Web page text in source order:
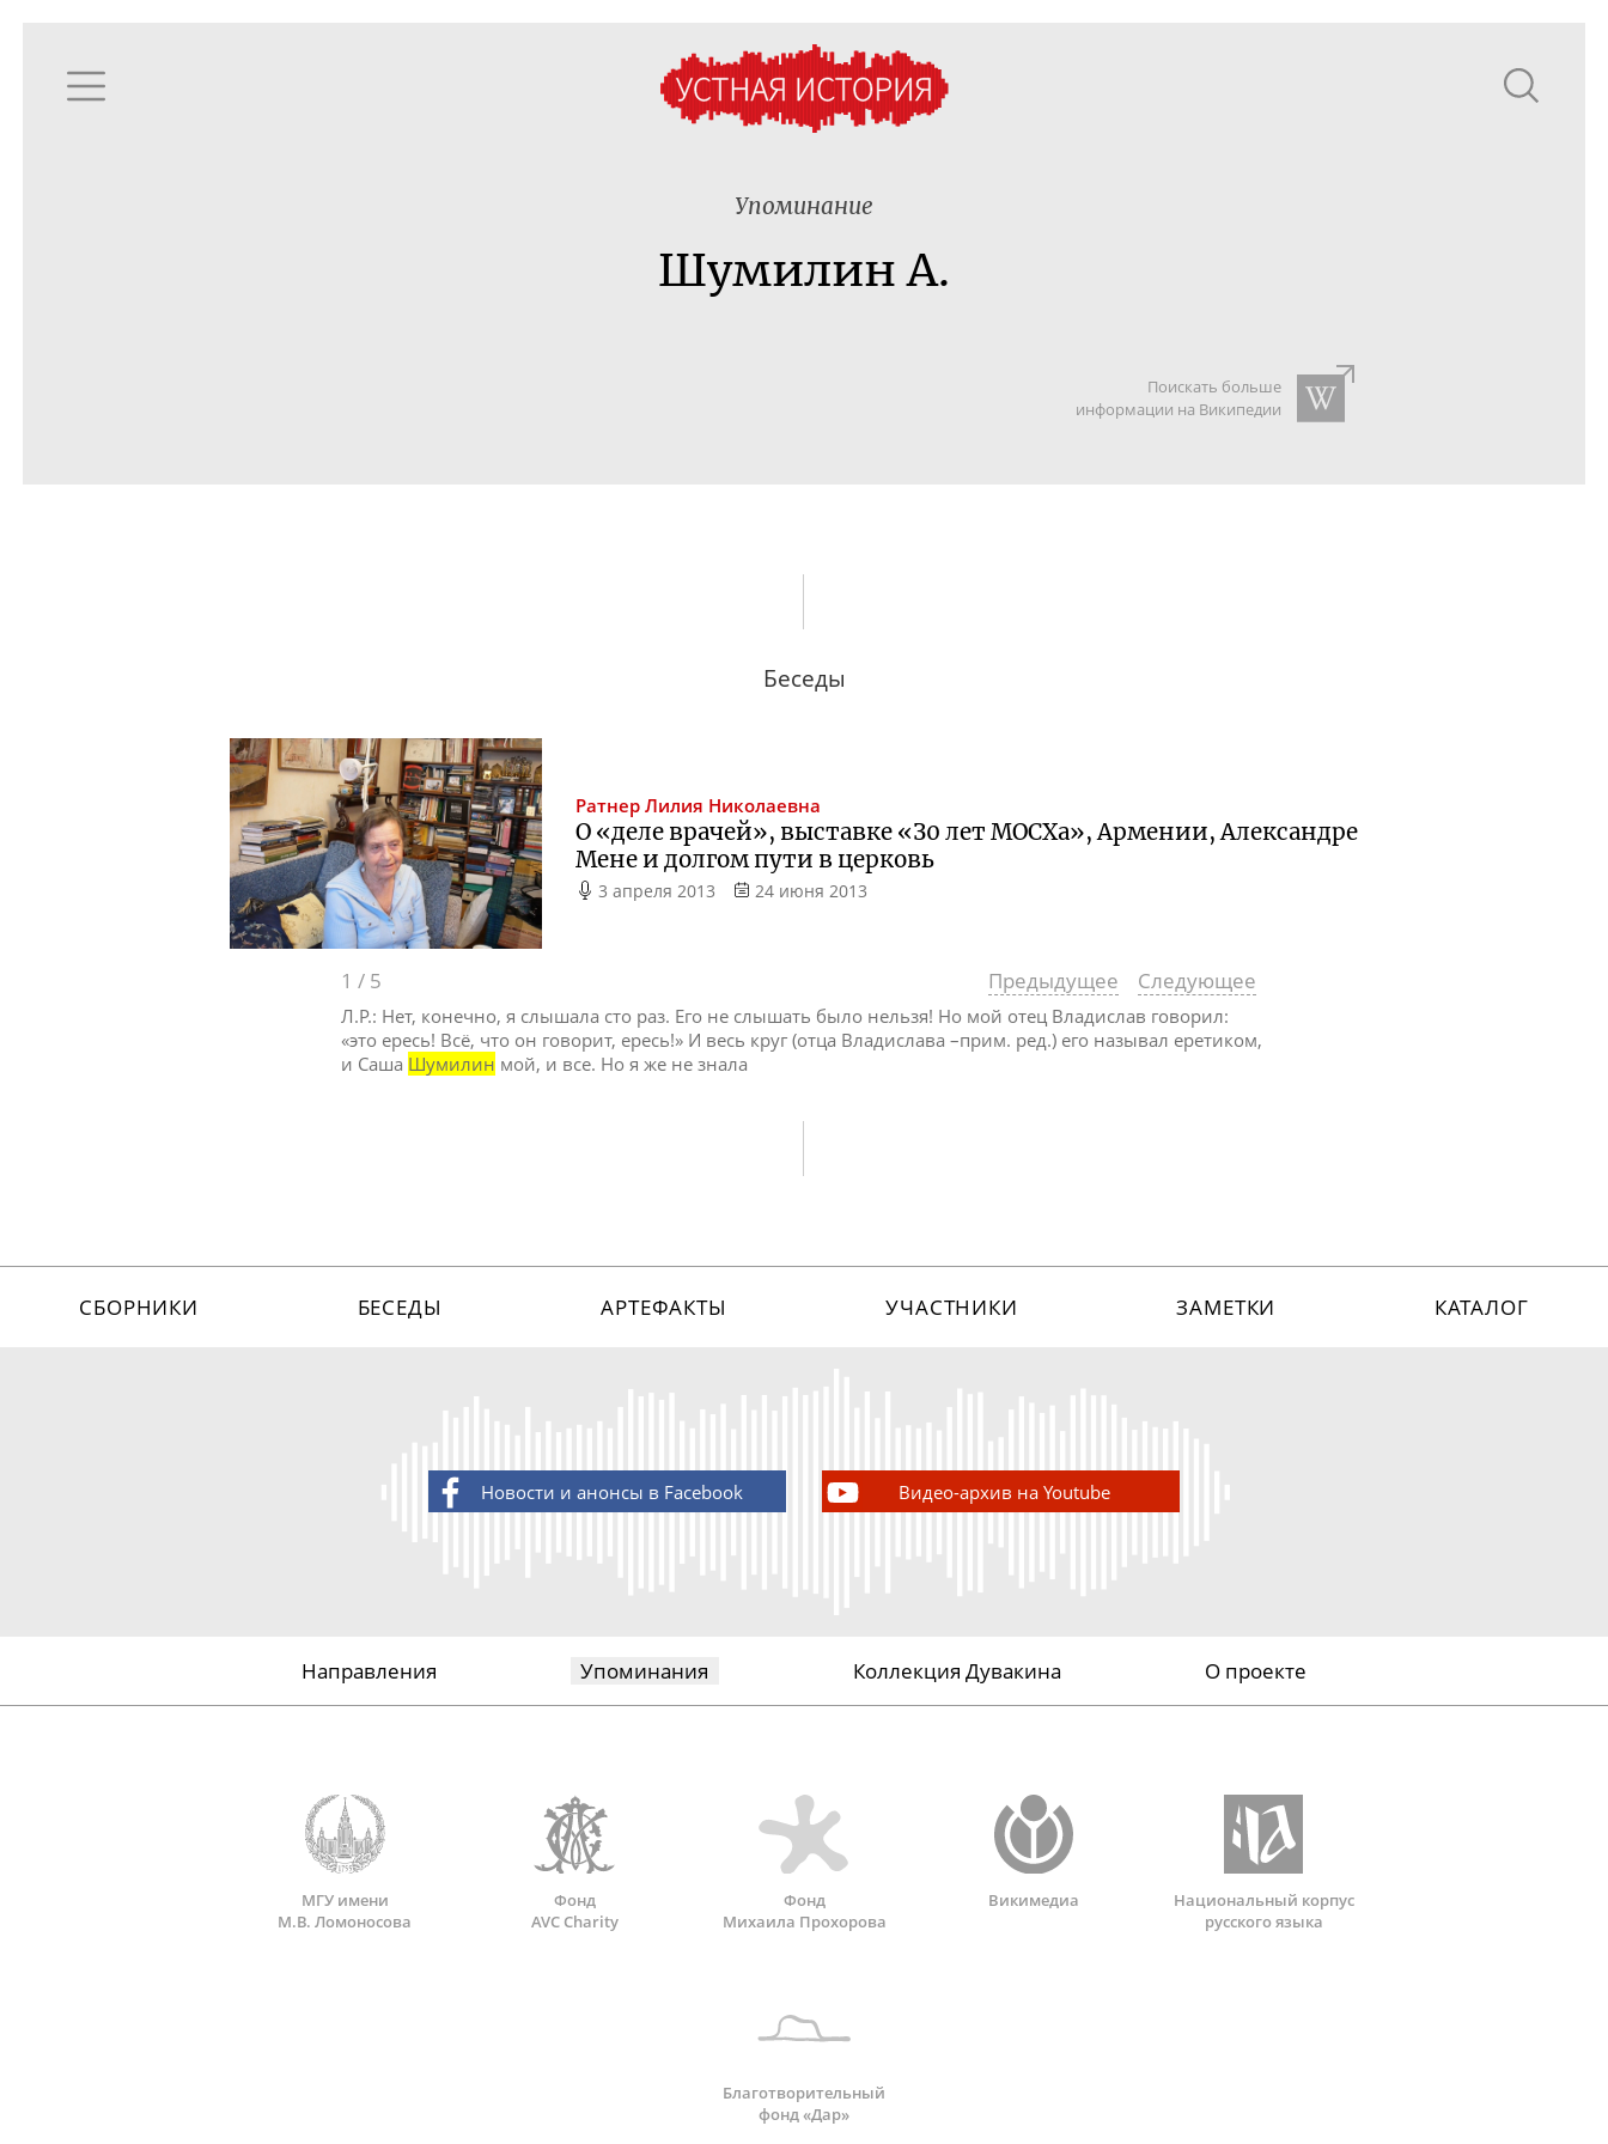
Упоминание
Шумилин А.
Поискать больше
информации на Википедии
Беседы
Ратнер Лилия Николаевна
О «деле врачей», выставке «З0 лет МОСХа», Армении, Александре
Мене и долгом пути в церковь
3 апреля 2013 24 июня 2013
1 / 5 Предыдущее Следующее
Л.Р.: Нет, конечно, я слышала сто раз. Его не слышать было нельзя! Но мой отец Владислав говорил:
«это ересь! Всё, что он говорит, ересь!» И весь круг (отца Владислава –прим. ред.) его называл еретиком,
и Саша Шумилин мой, и все. Но я же не знала
СБОРНИКИ БЕСЕДЫ АРТЕФАКТЫ УЧАСТНИКИ ЗАМЕТКИ КАТАЛОГ
Новости и анонсы в Facebook Видео-архив на Youtube
Направления Упоминания Коллекция Дувакина О проекте
МГУ имени
М.В. Ломоносова
Фонд
AVC Charity
Фонд
Михаила Прохорова
Викимедиа
Национальный корпус
русского языка
Благотворительный
фонд «Дар»